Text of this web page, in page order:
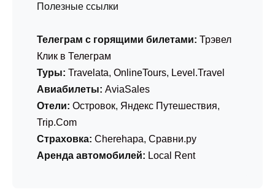
Полезные ссылки
Телеграм с горящими билетами: Трэвел
Клик в Телеграм
Туры: Travelata, OnlineTours, Level.Travel
Авиабилеты: AviaSales
Отели: Островок, Яндекс Путешествия,
Trip.Com
Страховка: Cherehapa, Сравни.ру
Аренда автомобилей: Local Rent